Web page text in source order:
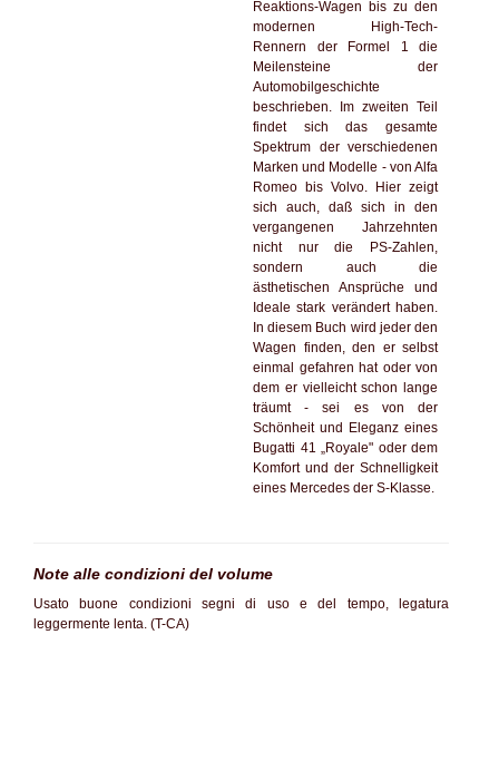
Reaktions-Wagen bis zu den
modernen High-Tech-
Rennern der Formel 1 die
Meilensteine der
Automobilgeschichte
beschrieben. Im zweiten Teil
findet sich das gesamte
Spektrum der verschiedenen
Marken und Modelle - von Alfa
Romeo bis Volvo. Hier zeigt
sich auch, daß sich in den
vergangenen Jahrzehnten
nicht nur die PS-Zahlen,
sondern auch die
ästhetischen Ansprüche und
Ideale stark verändert haben.
In diesem Buch wird jeder den
Wagen finden, den er selbst
einmal gefahren hat oder von
dem er vielleicht schon lange
träumt - sei es von der
Schönheit und Eleganz eines
Bugatti 41 „Royale" oder dem
Komfort und der Schnelligkeit
eines Mercedes der S-Klasse.
Note alle condizioni del volume
Usato buone condizioni segni di uso e del tempo, legatura
leggermente lenta. (T-CA)